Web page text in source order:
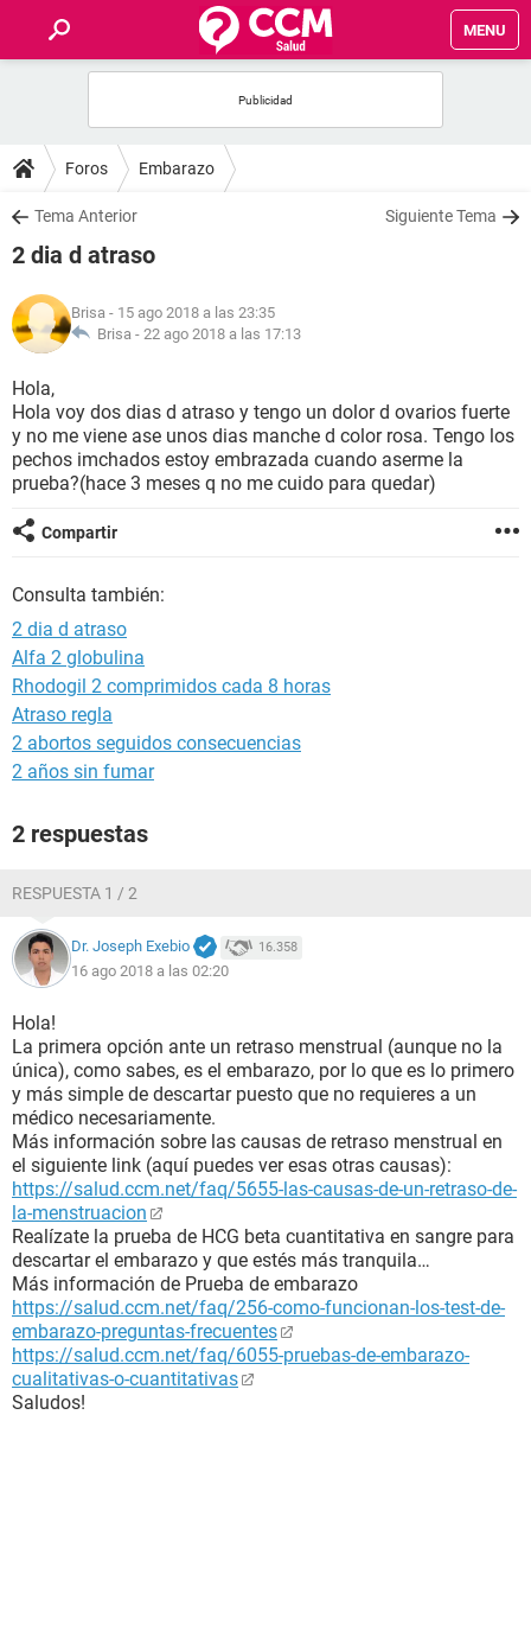
MENU
FOROS
SALUD
NUTRICIÓN
BIENESTAR
SEXUALIDAD
GLOSARIO
Foros Embarazo
Tema Anterior Siguiente Tema
2 dia d atraso
Brisa - 15 ago 2018 a las 23:35
Brisa - 22 ago 2018 a las 17:13
Hola,
Hola voy dos dias d atraso y tengo un dolor d ovarios fuerte
y no me viene ase unos dias manche d color rosa. Tengo los
pechos imchados estoy embrazada cuando aserme la
prueba?(hace 3 meses q no me cuido para quedar)
Compartir
Consulta también:
2 dia d atraso
Alfa 2 globulina
Rhodogil 2 comprimidos cada 8 horas
Atraso regla
2 abortos seguidos consecuencias
2 años sin fumar
2 respuestas
RESPUESTA 1 / 2
Dr. Joseph Exebio 16.358
16 ago 2018 a las 02:20
Hola!
La primera opción ante un retraso menstrual (aunque no la
única), como sabes, es el embarazo, por lo que es lo primero
y más simple de descartar puesto que no requieres a un
médico necesariamente.
Más información sobre las causas de retraso menstrual en
el siguiente link (aquí puedes ver esas otras causas):
https://salud.ccm.net/faq/5655-las-causas-de-un-retraso-de-
la-menstruacion
Realízate la prueba de HCG beta cuantitativa en sangre para
descartar el embarazo y que estés más tranquila…
Más información de Prueba de embarazo
https://salud.ccm.net/faq/256-como-funcionan-los-test-de-
embarazo-preguntas-frecuentes
https://salud.ccm.net/faq/6055-pruebas-de-embarazo-
cualitativas-o-cuantitativas
Saludos!